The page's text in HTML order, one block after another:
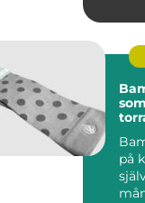
på